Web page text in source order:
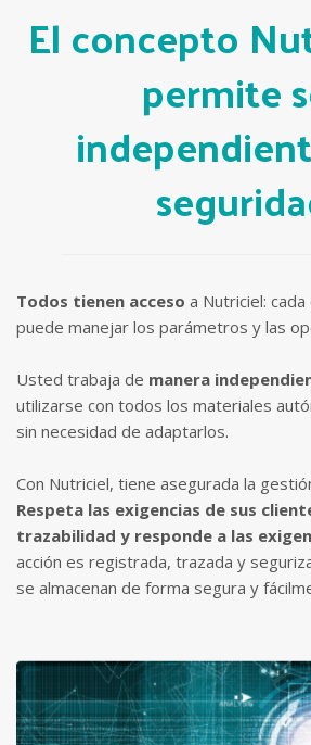
El concepto
permite
Todos tienen acceso a Nutriciel:
puede manejar los parámetros y las
Usted trabaja de manera
utilizarse con todos los materiales
sin necesidad de adaptarlos.
Con Nutriciel, tiene asegurada la
Respeta las exigencias de sus
trazabilidad y responde a las
acción es registrada, trazada y
se almacenan de forma segura y